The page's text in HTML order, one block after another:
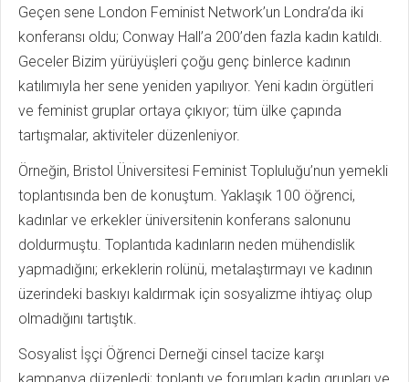
Geçen sene London Feminist Network’un Londra’da iki
konferansı oldu; Conway Hall’a 200’den fazla kadın katıldı.
Geceler Bizim yürüyüşleri çoğu genç binlerce kadının
katılımıyla her sene yeniden yapılıyor. Yeni kadın örgütleri
ve feminist gruplar ortaya çıkıyor; tüm ülke çapında
tartışmalar, aktiviteler düzenleniyor.
Örneğin, Bristol Üniversitesi Feminist Topluluğu’nun yemekli
toplantısında ben de konuştum. Yaklaşık 100 öğrenci,
kadınlar ve erkekler üniversitenin konferans salonunu
doldurmuştu. Toplantıda kadınların neden mühendislik
yapmadığını; erkeklerin rolünü, metalaştırmayı ve kadının
üzerindeki baskıyı kaldırmak için sosyalizme ihtiyaç olup
olmadığını tartıştık.
Sosyalist İşçi Öğrenci Derneği cinsel tacize karşı